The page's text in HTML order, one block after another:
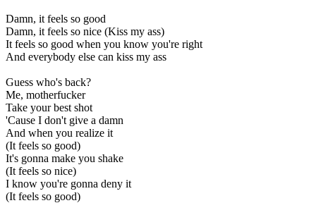
Damn, it feels so good
Damn, it feels so nice (Kiss my ass)
It feels so good when you know you're right
And everybody else can kiss my ass
Guess who's back?
Me, motherfucker
Take your best shot
'Cause I don't give a damn
And when you realize it
(It feels so good)
It's gonna make you shake
(It feels so nice)
I know you're gonna deny it
(It feels so good)